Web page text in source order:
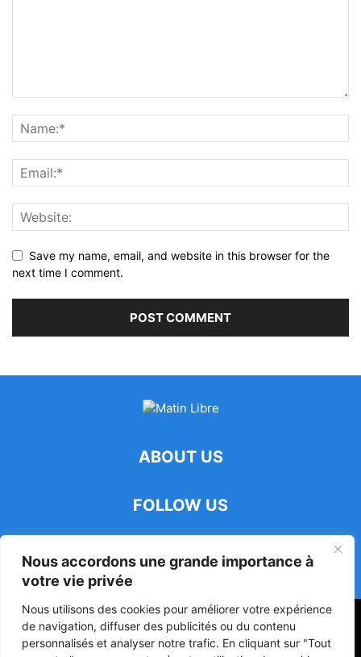
Nous accordons une grande importance à
votre vie privée
Nous utilisons des cookies pour améliorer votre expérience
de navigation, diffuser des publicités ou du contenu
personnalisés et analyser notre trafic. En cliquant sur "Tout
Save my name, email, and website in this browser for the
next time I comment.
ABOUT US
FOLLOW US
47ᵉ Assemblée Mondiale sur la Protection de la Vie Privée: Me
Luciano Hounkponou représente le Bénin à Séoul